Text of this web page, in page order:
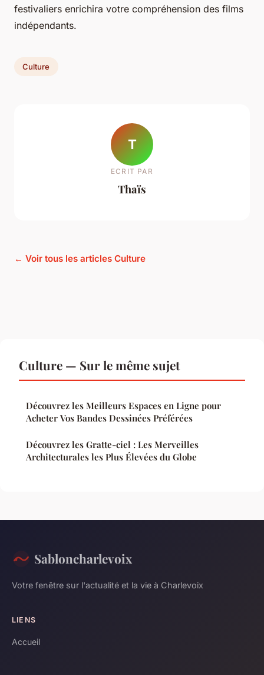
festivaliers enrichira votre compréhension des films
indépendants.
Culture
T
ECRIT PAR
Thaïs
← Voir tous les articles Culture
Culture — Sur le même sujet
Découvrez les Meilleurs Espaces en Ligne pour
Acheter Vos Bandes Dessinées Préférées
Découvrez les Gratte-ciel : Les Merveilles
Architecturales les Plus Élevées du Globe
Sabloncharlevoix
Votre fenêtre sur l'actualité et la vie à Charlevoix
LIENS
Accueil